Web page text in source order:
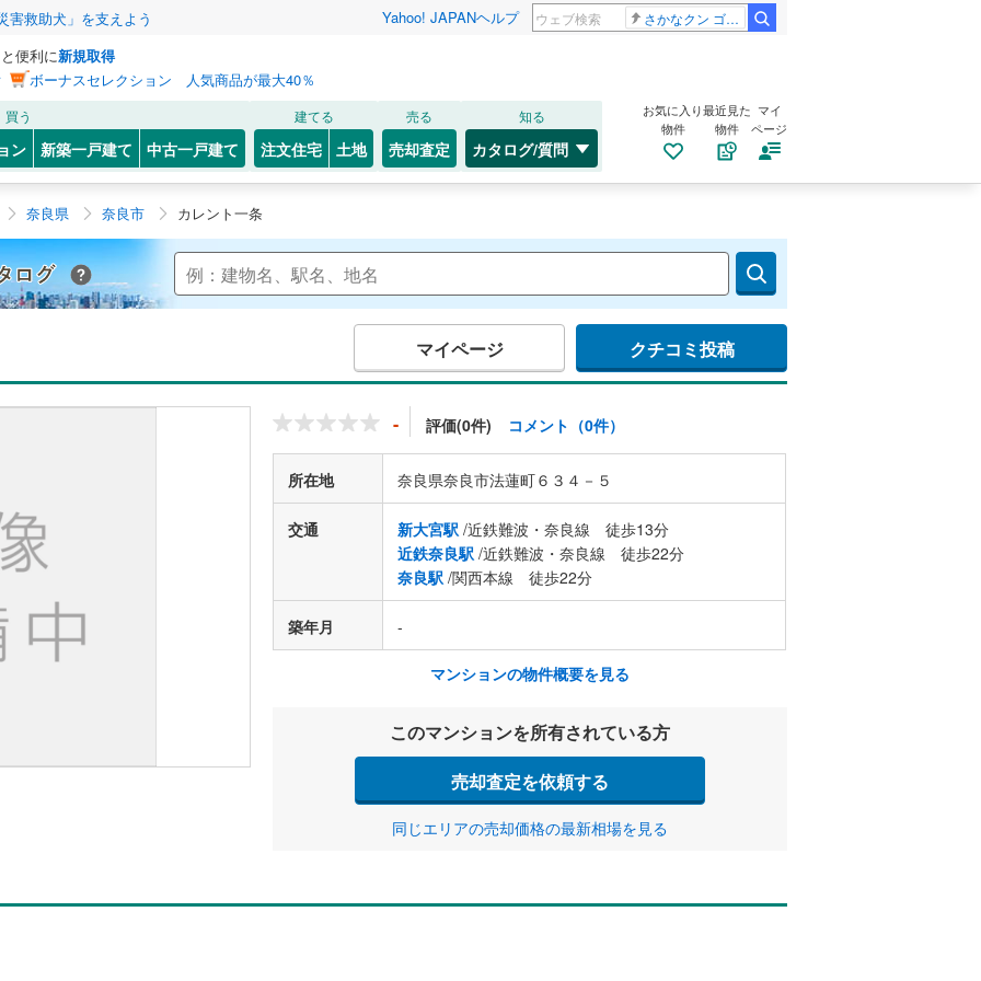
害救助犬」を支えよう Yahoo! JAPANヘルプ さかなクン ゴールデンタッグ
便利に新規取得
ボーナスセレクション 人気商品が最大40％
買う
ン 新築一戸建て 中古一戸建て
建てる
注文住宅 土地
売る
売却査定
知る
カタログ/質問
お気に入り
物件
最近見た
物件
マイ
ページ
奈良県 奈良市 カレント一条
Yahoo!不動産 マンションカタログ
マイページ クチコミ投稿
- 評価(0件) コメント（0件）
所在地 奈良県奈良市法蓮町６３４－５
交通 新大宮駅 /近鉄難波・奈良線 徒歩13分
近鉄奈良駅 /近鉄難波・奈良線 徒歩22分
奈良駅 /関西本線 徒歩22分
築年月 -
マンションの物件概要を見る
このマンションを所有されている方
売却査定を依頼する
同じエリアの売却価格の最新相場を見る